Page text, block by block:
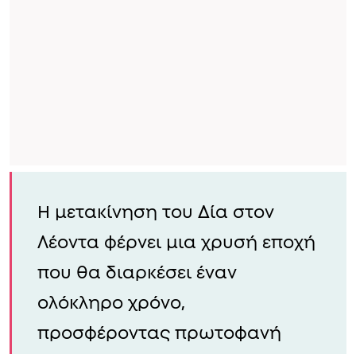
Η μετακίνηση του Δία στον
Λέοντα φέρνει μια χρυσή εποχή
που θα διαρκέσει έναν
ολόκληρο χρόνο,
προσφέροντας πρωτοφανή